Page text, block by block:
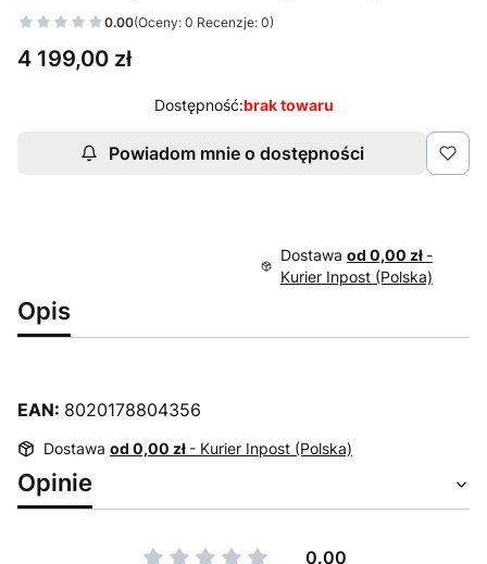
0.00(Oceny: 0 Recenzje: 0)
Cena
4 199,00 zł
Dostępność:brak towaru
Powiadom mnie o dostępności
Dostawa od 0,00 zł -
Kurier Inpost (Polska)
Opis
EAN: 8020178804356
Dostawa od 0,00 zł - Kurier Inpost (Polska)
Opinie
0.00